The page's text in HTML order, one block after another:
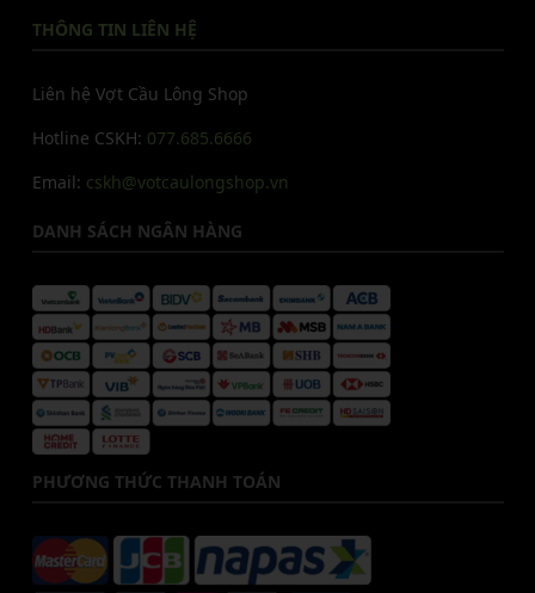
THÔNG TIN LIÊN HỆ
Liên hệ Vợt Cầu Lông Shop
Hotline CSKH: 077.685.6666
Email: cskh@votcaulongshop.vn
DANH SÁCH NGÂN HÀNG
PHƯƠNG THỨC THANH TOÁN